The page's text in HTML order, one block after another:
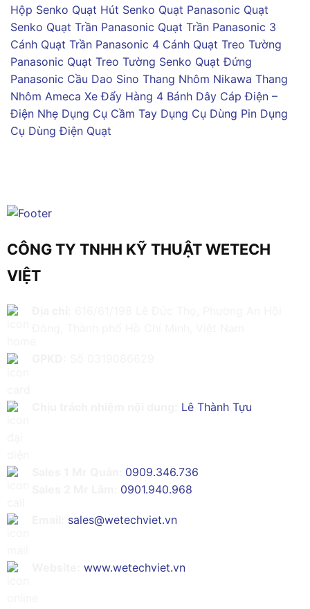
Hộp Senko Quạt Hút Senko Quạt Panasonic Quạt
Senko Quạt Trần Panasonic Quạt Trần Panasonic 3
Cánh Quạt Trần Panasonic 4 Cánh Quạt Treo Tường
Panasonic Quạt Treo Tường Senko Quạt Đứng
Panasonic Cầu Dao Sino Thang Nhôm Nikawa Thang
Nhôm Ameca Xe Đẩy Hàng 4 Bánh Dây Cáp Điện –
Điện Nhẹ Dụng Cụ Cầm Tay Dụng Cụ Dùng Pin Dụng
Cụ Dùng Điện Quạt
CÔNG TY TNHH KỸ THUẬT WETECH
VIỆT
Lê Thành Tựu
0909.346.736
0901.940.968
sales@wetechviet.vn
www.wetechviet.vn